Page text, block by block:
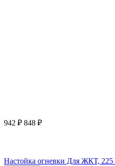
942 ₽ 848 ₽
Настойка огневки Для ЖКТ,